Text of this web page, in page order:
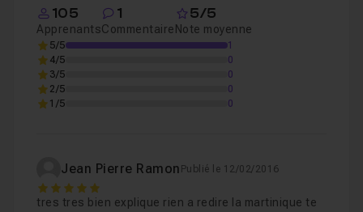
105
Apprenants
1
Commentaire
5/5
Note moyenne
5/5
1
4/5
0
3/5
0
2/5
0
1/5
0
Jean Pierre Ramon Publié le 12/02/2016
5
tres tres bien explique rien a redire la martinique te